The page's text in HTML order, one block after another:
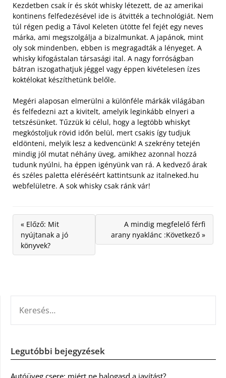
Kezdetben csak ír és skót whisky létezett, de az amerikai
kontinens felfedezésével ide is átvitték a technológiát. Nem
túl régen pedig a Távol Keleten ütötte fel fejét egy neves
márka, ami megszolgálja a bizalmunkat. A japánok, mint
oly sok mindenben, ebben is megragadták a lényeget. A
whisky kifogástalan társasági ital. A nagy forróságban
bátran iszogathatjuk jéggel vagy éppen kivételesen ízes
koktélokat készíthetünk belőle.
Megéri alaposan elmerülni a különféle márkák világában
és felfedezni azt a kivitelt, amelyik leginkább elnyeri a
tetszésünket. Tűzzük ki célul, hogy a legtöbb whiskyt
megkóstoljuk rövid időn belül, mert csakis így tudjuk
eldönteni, melyik lesz a kedvencünk! A szekrény tetején
mindig jól mutat néhány üveg, amikhez azonnal hozzá
tudunk nyúlni, ha éppen igényünk van rá. A kedvező árak
és széles paletta eléréséért kattintsunk az italneked.hu
webfelületre. A sok whisky csak ránk vár!
« Előző: Mit
nyújtanak a jó
könyvek?
A mindig megfelelő férfi
arany nyaklánc :Következő »
Legutóbbi bejegyzések